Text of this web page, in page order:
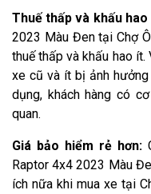
Thuế thấp và khấu hao
2023 Màu Đen tại Chợ
thuế thấp và khấu hao
xe cũ và ít bị ảnh
dụng, khách hàng có
quan.
Giá bảo hiểm rẻ hơn:
Raptor 4x4 2023 Màu
ích nữa khi mua xe tại